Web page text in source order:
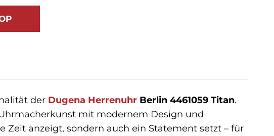
der Dugena HerrenuhrBerlin 4461059 Titan.
mit modernem Design und
anzeigt, sondern auch ein Statement setzt – für